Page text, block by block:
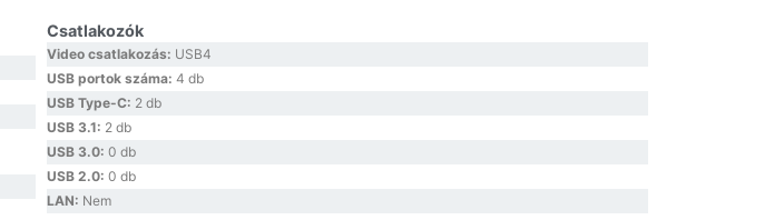
Csatlakozók
Video csatlakozás: USB4
USB portok száma: 4 db
USB Type-C: 2 db
USB 3.1: 2 db
USB 3.0: 0 db
USB 2.0: 0 db
LAN: Nem